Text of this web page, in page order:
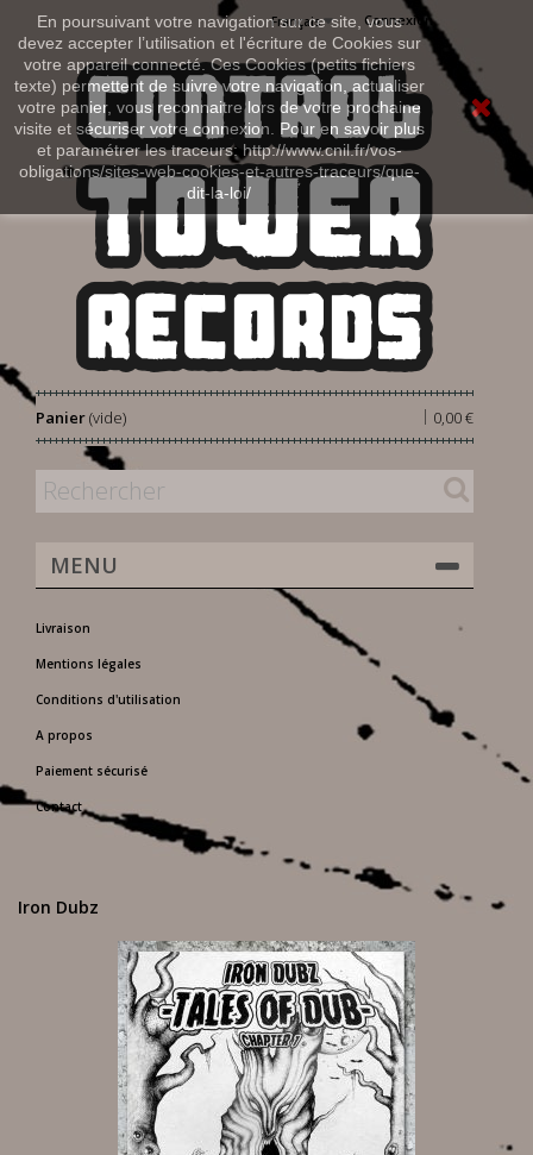
En poursuivant votre navigation sur ce site, vous
devez accepter l’utilisation et l'écriture de Cookies sur
votre appareil connecté. Ces Cookies (petits fichiers
texte) permettent de suivre votre navigation, actualiser
votre panier, vous reconnaitre lors de votre prochaine
visite et sécuriser votre connexion. Pour en savoir plus
et paramétrer les traceurs: http://www.cnil.fr/vos-
obligations/sites-web-cookies-et-autres-traceurs/que-
dit-la-loi/
Connexion
Français
Panier 0,00 €
|
(vide)
MENU
Livraison
Mentions légales
Conditions d'utilisation
A propos
Paiement sécurisé
Contact
Iron Dubz